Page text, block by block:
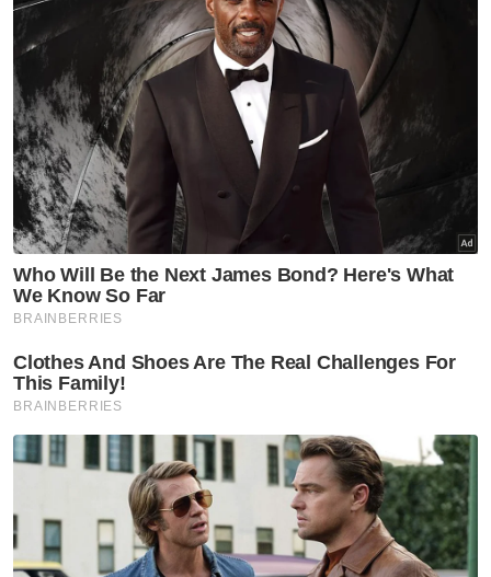
Namun, jika mahu membuat perbandingan,
rakyat tentu lebih mudah menilai siapa lebih
perform dan siapa lebih gentleman.
Hakikatnya, rakyat hari ini bukan lagi mudah
terpesona dengan lakonan di pentas politik.
Mereka lebih menghargai hasil kerja yang
nyata daripada skrip yang hanya muncul
setiap kali musim mengundi.
Artikel Berkaitan:
Kesan buruk media sosial kepada remaja
kenderaan, terlupa perbaharui cukai jalan
Terlalu biadab di media sosial
Muat turun aplikasi Sinar Harian.Klik di sini!
YB Hollywood